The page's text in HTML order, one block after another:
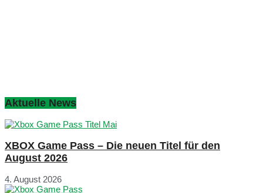
Aktuelle News
XBOX Game Pass – Die neuen Titel für den
August 2026
4. August 2026